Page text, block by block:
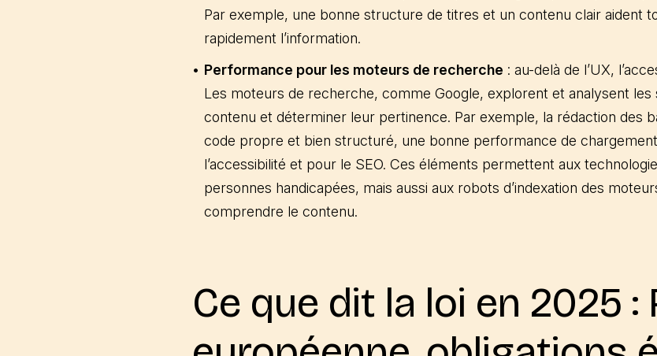
Par exemple, une bonne structure de titres et un contenu clair aident
rapidement l’information.
Performance pour les moteurs de recherche : au-delà de l’UX,
Les moteurs de recherche, comme Google, explorent et analysent
contenu et déterminer leur pertinence. Par exemple, la rédaction des
code propre et bien structuré, une bonne performance de
l’accessibilité et pour le SEO. Ces éléments permettent aux
personnes handicapées, mais aussi aux robots d’indexation des
comprendre le contenu.
Ce que dit la loi en 2025 :